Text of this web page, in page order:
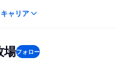
キャリア
場フォロー